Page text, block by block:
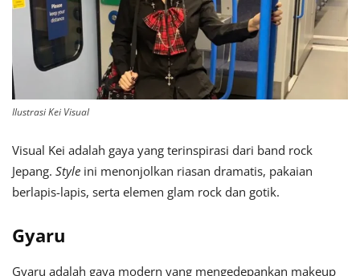
Ilustrasi Kei Visual
Visual Kei adalah gaya yang terinspirasi dari band rock
Jepang. Style ini menonjolkan riasan dramatis, pakaian
berlapis-lapis, serta elemen glam rock dan gotik.
Gyaru
Gyaru adalah gaya modern yang mengedepankan makeup